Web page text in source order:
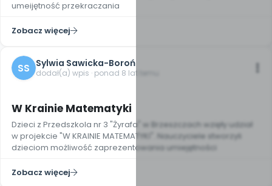
umeijętność przekraczania
Zobacz więcej
SS Sylwia Sawicka-Boroń
dodał(a) wpis · ponad 8 lat temu
W Krainie Matematyki
Dzieci z Przedszkola nr 3 "Żyrafa" w Brzeszczach wzięły udział
w projekcie "W KRAINIE MATEMATYKI". Nauczyciele stworzyli
dzieciom możliwość zaprezentowania umiejętności
Zobacz więcej